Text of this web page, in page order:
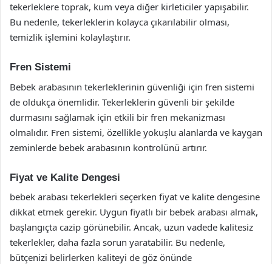
tekerleklere toprak, kum veya diğer kirleticiler yapışabilir.
Bu nedenle, tekerleklerin kolayca çıkarılabilir olması,
temizlik işlemini kolaylaştırır.
Fren Sistemi
Bebek arabasının tekerleklerinin güvenliği için fren sistemi
de oldukça önemlidir. Tekerleklerin güvenli bir şekilde
durmasını sağlamak için etkili bir fren mekanizması
olmalıdır. Fren sistemi, özellikle yokuşlu alanlarda ve kaygan
zeminlerde bebek arabasının kontrolünü artırır.
Fiyat ve Kalite Dengesi
bebek arabası tekerlekleri seçerken fiyat ve kalite dengesine
dikkat etmek gerekir. Uygun fiyatlı bir bebek arabası almak,
başlangıçta cazip görünebilir. Ancak, uzun vadede kalitesiz
tekerlekler, daha fazla sorun yaratabilir. Bu nedenle,
bütçenizi belirlerken kaliteyi de göz önünde